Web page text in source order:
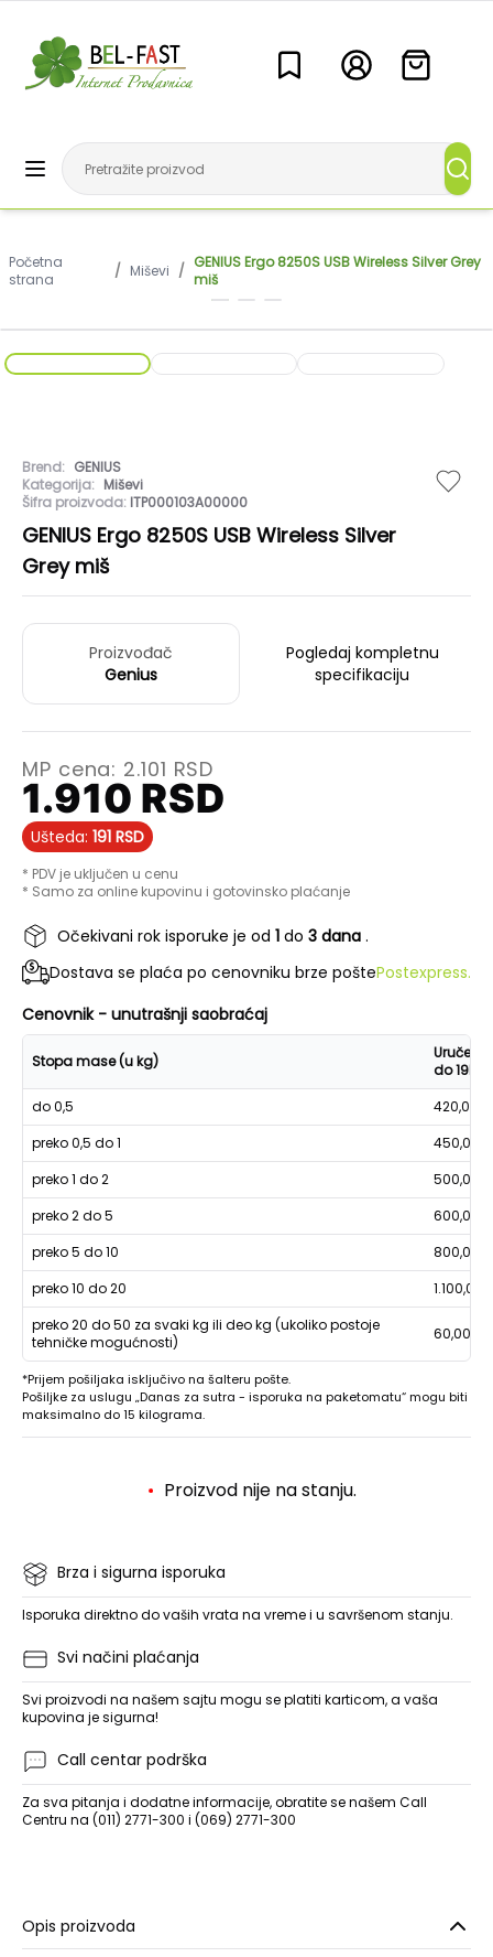
Početna
strana
/ Miševi / GENIUS Ergo 8250S USB Wireless Silver Grey
miš
Brend: GENIUS
Kategorija: Miševi
Šifra proizvoda: ITP000103A00000
GENIUS Ergo 8250S USB Wireless Silver
Grey miš
Proizvođač
Genius
Pogledaj kompletnu
specifikaciju
MP cena: 2.101 RSD
1.910 RSD
Ušteda: 191 RSD
* PDV je uključen u cenu
* Samo za online kupovinu i gotovinsko plaćanje
Očekivani rok isporuke je od 1 do 3 dana .
Dostava se plaća po cenovniku brze poštePostexpress.
Cenovnik - unutrašnji saobraćaj
Stopa mase (u kg)
Uručenje
do 19h
do 0,5
420,00
preko 0,5 do 1
450,00
preko 1 do 2
500,00
preko 2 do 5
600,00
preko 5 do 10
800,00
preko 10 do 20
1.100,00
preko 20 do 50 za svaki kg ili deo kg (ukoliko postoje
tehničke mogućnosti)
60,00
*Prijem pošiljaka isključivo na šalteru pošte.
Pošiljke za uslugu „Danas za sutra - isporuka na paketomatu“ mogu biti
maksimalno do 15 kilograma.
Proizvod nije na stanju.
Brza i sigurna isporuka
Isporuka direktno do vaših vrata na vreme i u savršenom stanju.
Svi načini plaćanja
Svi proizvodi na našem sajtu mogu se platiti karticom, a vaša
kupovina je sigurna!
Call centar podrška
Za sva pitanja i dodatne informacije, obratite se našem Call
Centru na (011) 2771-300 i (069) 2771-300
Opis proizvoda